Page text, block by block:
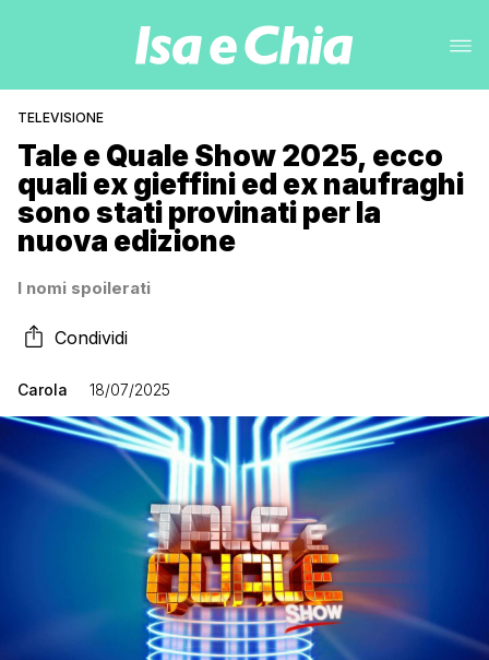
TELEVISIONE
Tale e Quale Show 2025, ecco
quali ex gieffini ed ex naufraghi
sono stati provinati per la
nuova edizione
I nomi spoilerati
Condividi
Carola 18/07/2025